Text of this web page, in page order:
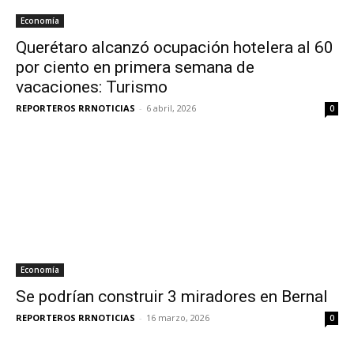
Economía
Querétaro alcanzó ocupación hotelera al 60
por ciento en primera semana de
vacaciones: Turismo
REPORTEROS RRNOTICIAS - 6 abril, 2026 0
Economía
Se podrían construir 3 miradores en Bernal
REPORTEROS RRNOTICIAS - 16 marzo, 2026 0